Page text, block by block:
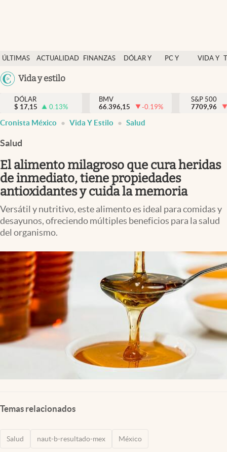
ÚLTIMAS
NOTICIAS
ACTUALIDAD
FINANZAS
DÓLAR Y
PC Y
VIDA Y
México
Vida y estilo
Actualidad
Finanzas y economía
Dólar y mercados
Pc y celular
Vida y estilo
Tv
Clima
Espiritualidad
Mediakit
abre en nueva pestaña
México
DÓLAR
$ 17,15 0.13%
BMV
66.396,15
-0.19%
S&P 500
7709,96
Cronista México Vida Y Estilo Salud
Salud
El alimento milagroso que cura heridas
de inmediato, tiene propiedades
antioxidantes y cuida la memoria
Versátil y nutritivo, este alimento es ideal para comidas y
desayunos, ofreciendo múltiples beneficios para la salud
del organismo.
Temas relacionados
Salud naut-b-resultado-mex México